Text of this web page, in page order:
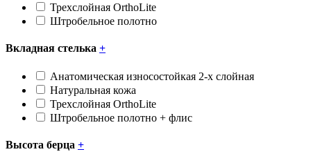
Трехслойная OrthoLite
Штробельное полотно
Вкладная стелька +
Анатомическая износостойкая 2-х слойная
Натуральная кожа
Трехслойная OrthoLite
Штробельное полотно + флис
Высота берца +